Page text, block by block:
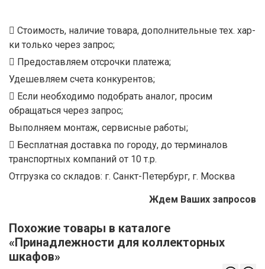
Стоимость, наличие товара, дополнительные тех. хар-
ки только через запрос;
Предоставляем отсрочки платежа;
Удешевляем счета конкурентов;
Если необходимо подобрать аналог, просим
обращаться через запрос;
Выполняем монтаж, сервисные работы;
Бесплатная доставка по городу, до терминалов
транспортных компаний от 10 т.р.
Отгрузка со складов: г. Санкт-Петербург, г. Москва
Ждем Ваших запросов
Похожие товары в каталоге
«Принадлежности для коллекторных
шкафов»